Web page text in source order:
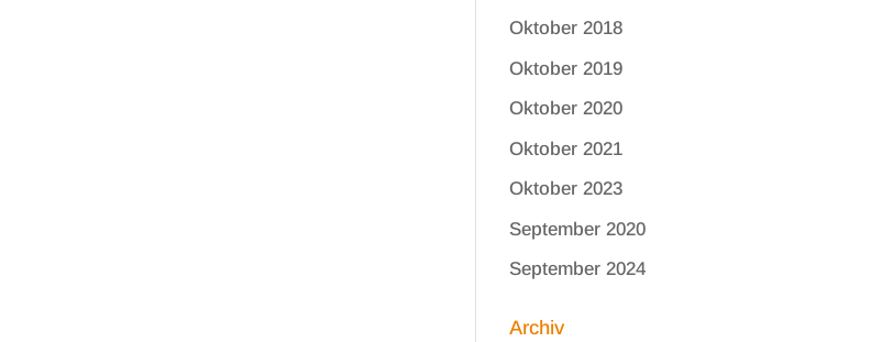
Oktober 2018
Oktober 2019
Oktober 2020
Oktober 2021
Oktober 2023
September 2020
September 2024
Archiv